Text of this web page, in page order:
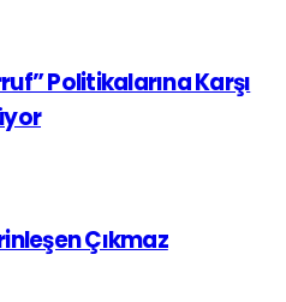
Politikalarına Karşı
Çıkmaz